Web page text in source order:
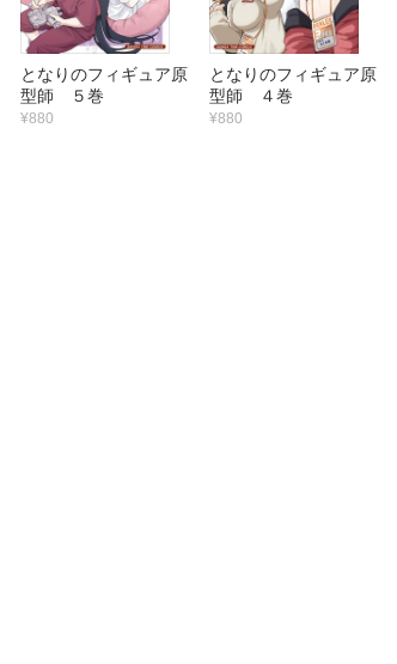
となりのフィギュア原
型師 ５巻
¥880
となりのフィギュア原
型師 ４巻
¥880